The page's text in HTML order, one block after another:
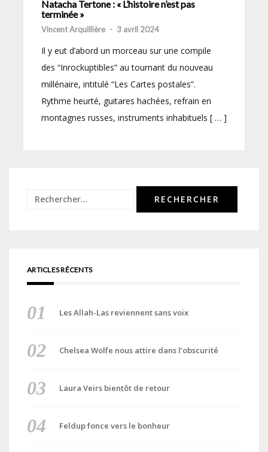
Natacha Tertone : « L’histoire n’est pas
terminée »
Vincent Arquillière - 3 avril 2024
Il y eut d’abord un morceau sur une compile
des “Inrockuptibles” au tournant du nouveau
millénaire, intitulé “Les Cartes postales”.
Rythme heurté, guitares hachées, refrain en
montagnes russes, instruments inhabituels [ … ]
Rechercher :
ARTICLES RÉCENTS
Les Allah-Las reviennent sans voix
Chelsea Wolfe nous attire dans l’obscurité
Laura Veirs bientôt de retour
Feldup fonce vers le bonheur